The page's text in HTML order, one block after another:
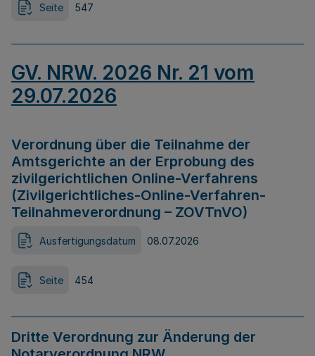
Seite 547
GV. NRW. 2026 Nr. 21 vom
29.07.2026
Verordnung über die Teilnahme der
Amtsgerichte an der Erprobung des
zivilgerichtlichen Online-Verfahrens
(Zivilgerichtliches-Online-Verfahren-
Teilnahmeverordnung – ZOVTnVO)
Ausfertigungsdatum 08.07.2026
Seite 454
Dritte Verordnung zur Änderung der